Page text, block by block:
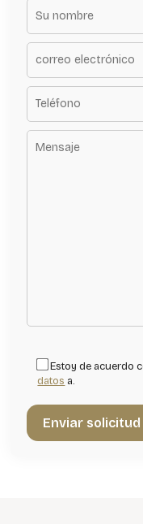
Estoy de acuerdo
datos a.